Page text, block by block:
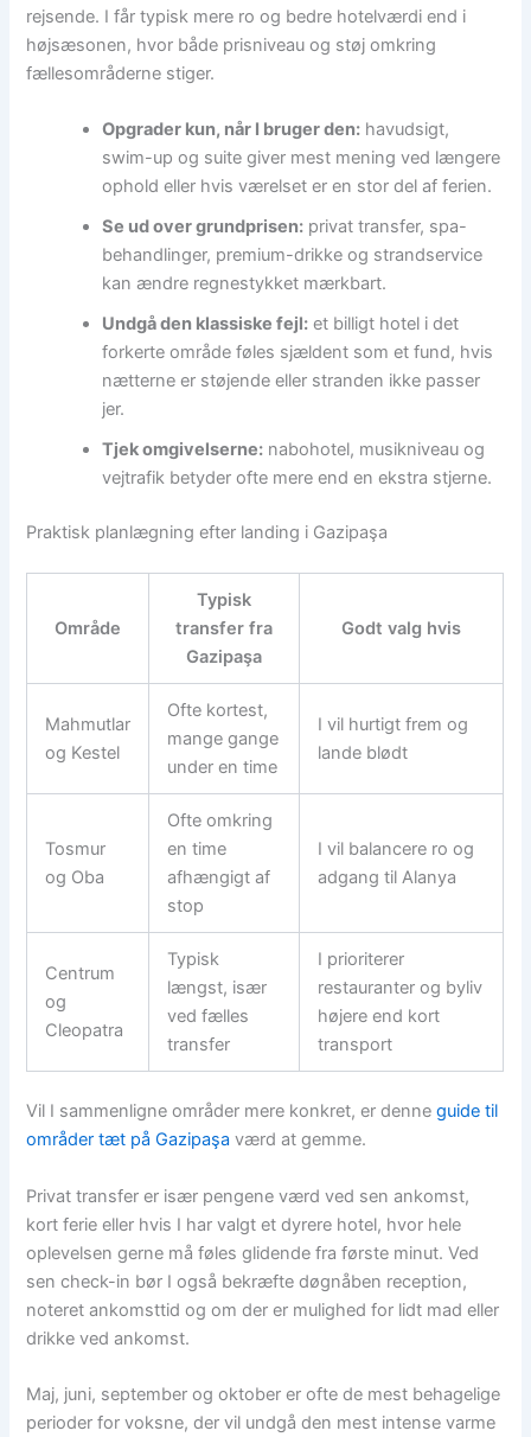
rejsende. I får typisk mere ro og bedre hotelværdi end i
højsæsonen, hvor både prisniveau og støj omkring
fællesområderne stiger.
Opgrader kun, når I bruger den: havudsigt,
swim-up og suite giver mest mening ved længere
ophold eller hvis værelset er en stor del af ferien.
Se ud over grundprisen: privat transfer, spa-
behandlinger, premium-drikke og strandservice
kan ændre regnestykket mærkbart.
Undgå den klassiske fejl: et billigt hotel i det
forkerte område føles sjældent som et fund, hvis
nætterne er støjende eller stranden ikke passer
jer.
Tjek omgivelserne: nabohotel, musikniveau og
vejtrafik betyder ofte mere end en ekstra stjerne.
Praktisk planlægning efter landing i Gazipaşa
Område
Typisk
transfer fra
Gazipaşa
Godt valg hvis
Mahmutlar
og Kestel
Ofte kortest,
mange gange
under en time
I vil hurtigt frem og
lande blødt
Tosmur
og Oba
Ofte omkring
en time
afhængigt af
stop
I vil balancere ro og
adgang til Alanya
Centrum
og
Cleopatra
Typisk
længst, især
ved fælles
transfer
I prioriterer
restauranter og byliv
højere end kort
transport
Vil I sammenligne områder mere konkret, er denneguide til
områder tæt på Gazipaşa værd at gemme.
Privat transfer er især pengene værd ved sen ankomst,
kort ferie eller hvis I har valgt et dyrere hotel, hvor hele
oplevelsen gerne må føles glidende fra første minut. Ved
sen check-in bør I også bekræfte døgnåben reception,
noteret ankomsttid og om der er mulighed for lidt mad eller
drikke ved ankomst.
Maj, juni, september og oktober er ofte de mest behagelige
perioder for voksne, der vil undgå den mest intense varme